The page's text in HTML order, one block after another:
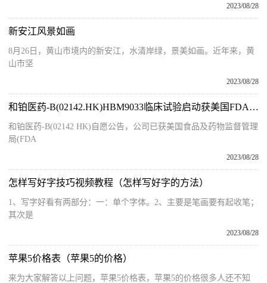
2023/08/28
新安江风景如画
8月26日，黄山市境内的新安江，水清岸绿，景美如画。近年来，黄
山市坚
2023/08/28
和铂医药-B(02142.HK)HBM9033临床试验启动获美国FDA新药研究许可
和铂医药-B(02142 HK)自愿公告，公司已获美国食品及药物监督管理
局(FDA
2023/08/28
怎样写好字技巧视频教程（怎样写好字的方法）
1、写字好看有两部分：一：单个字体。2、主要是笔画要有起收笔；
其次是
2023/08/28
苹果5价格表（苹果5的价格）
来为大家解答以上问题，苹果5价格表，苹果5的价格很多人还不知